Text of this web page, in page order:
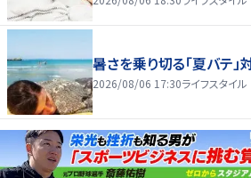
暑さを乗り切る「夏バテ」
2026/08/06 17:30ライフスタイル